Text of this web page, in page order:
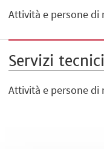
Attività e persone di
Servizi
Attività e persone di